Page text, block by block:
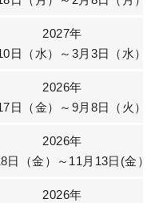
2027年
日（水）～3月3日（水）
2026年
日（金）～9月8日（火）
2026年
日（金）～11月13日(金）
2026年